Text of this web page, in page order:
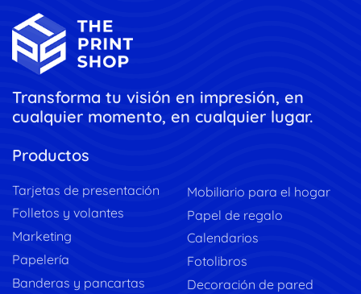
Transforma tu visión en impresión, en
cualquier momento, en cualquier lugar.
Productos
Tarjetas de presentación
Folletos y volantes
Marketing
Papelería
Banderas y pancartas
Mobiliario para el hogar
Papel de regalo
Calendarios
Fotolibros
Decoración de pared